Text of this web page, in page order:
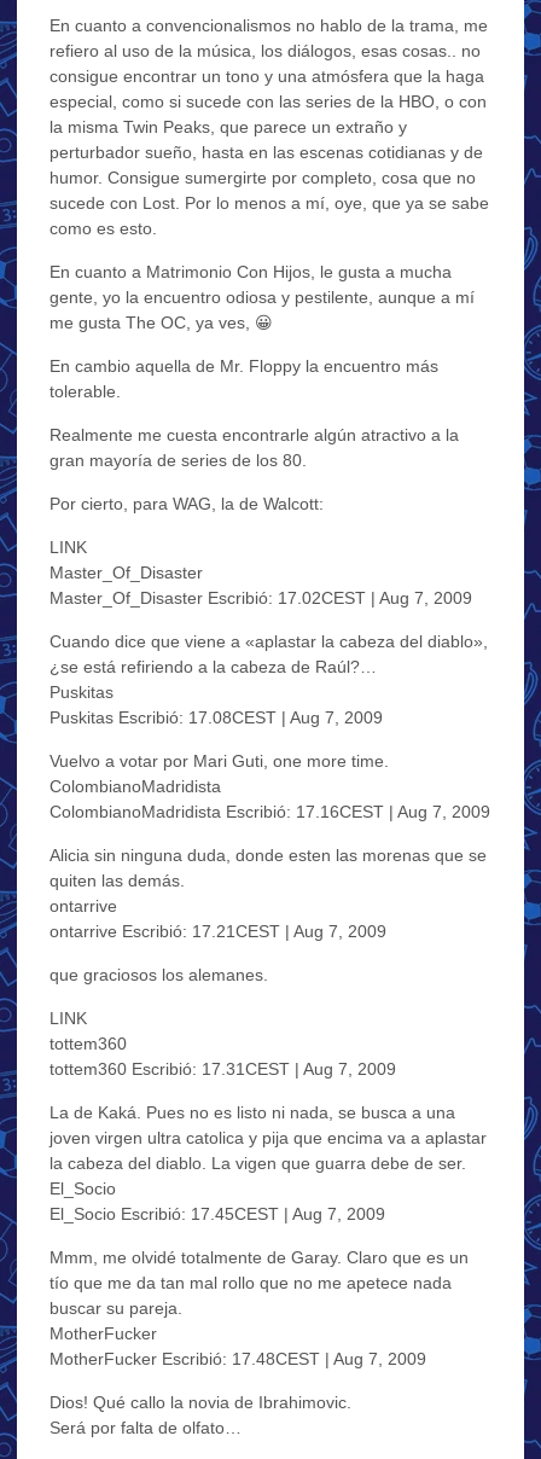
En cuanto a convencionalismos no hablo de la trama, me
refiero al uso de la música, los diálogos, esas cosas.. no
consigue encontrar un tono y una atmósfera que la haga
especial, como si sucede con las series de la HBO, o con
la misma Twin Peaks, que parece un extraño y
perturbador sueño, hasta en las escenas cotidianas y de
humor. Consigue sumergirte por completo, cosa que no
sucede con Lost. Por lo menos a mí, oye, que ya se sabe
como es esto.
En cuanto a Matrimonio Con Hijos, le gusta a mucha
gente, yo la encuentro odiosa y pestilente, aunque a mí
me gusta The OC, ya ves, 😀
En cambio aquella de Mr. Floppy la encuentro más
tolerable.
Realmente me cuesta encontrarle algún atractivo a la
gran mayoría de series de los 80.
Por cierto, para WAG, la de Walcott:
LINK
Master_Of_Disaster
Master_Of_Disaster Escribió: 17.02CEST | Aug 7, 2009
Cuando dice que viene a «aplastar la cabeza del diablo»,
¿se está refiriendo a la cabeza de Raúl?…
Puskitas
Puskitas Escribió: 17.08CEST | Aug 7, 2009
Vuelvo a votar por Mari Guti, one more time.
ColombianoMadridista
ColombianoMadridista Escribió: 17.16CEST | Aug 7, 2009
Alicia sin ninguna duda, donde esten las morenas que se
quiten las demás.
ontarrive
ontarrive Escribió: 17.21CEST | Aug 7, 2009
que graciosos los alemanes.
LINK
tottem360
tottem360 Escribió: 17.31CEST | Aug 7, 2009
La de Kaká. Pues no es listo ni nada, se busca a una
joven virgen ultra catolica y pija que encima va a aplastar
la cabeza del diablo. La vigen que guarra debe de ser.
El_Socio
El_Socio Escribió: 17.45CEST | Aug 7, 2009
Mmm, me olvidé totalmente de Garay. Claro que es un
tío que me da tan mal rollo que no me apetece nada
buscar su pareja.
MotherFucker
MotherFucker Escribió: 17.48CEST | Aug 7, 2009
Dios! Qué callo la novia de Ibrahimovic.
Será por falta de olfato…